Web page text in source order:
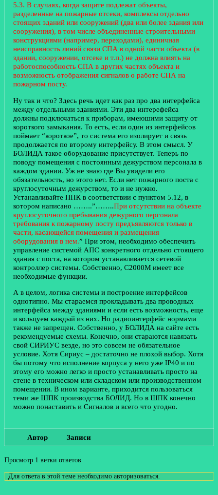
5.3. В случаях, когда защите подлежат объекты,
разделенные на пожарные отсеки, комплексы отдельно
стоящих зданий или сооружений (два или более здания или
сооружения), в том числе объединенные строительными
конструкциями (например, переходами), единичная
неисправность линий связи СПА в одной части объекта (в
здании, сооружении, отсеке и т.п.) не должна влиять на
работоспособность СПА в других частях объекта и
возможность отображения сигналов о работе СПА на
пожарном посту.
Ну так и что? Здесь речь идет как раз про два интерфейса
между отдельными зданиями. Эти два интерефейса
должны подключаться к приборам, имеюшими защиту от
короткого замыкания. То есть, если один из интерфейсов
поймает “короткое”, то система его изолирует и связь
продолжается по второму интерфейсу. В этом смысл. У
БОЛИДА такое оборудование присутствует. Теперь по
поводу помещения с постоянным дежурством персонала в
каждом здании. Уж не знаю где Вы увидели его
обязательность, но этого нет. Если нет пожарного поста с
круглосуточным дежурством, то и не нужно.
Устанавливайте ППК в соответствии с пунктом 5.12, в
котором написано ……..”……..При отсутствии на объекте
круглосуточного пребывания дежурного персонала
требования к пожарному посту предъявляются только в
части, касающейся помещения и размещения
оборудования в нем.” При этом, необходимо обеспечить
управление системой АПС конкретного отдельно стоящего
здания с поста, на котором устанавливается сетевой
контроллер системы. Собственно, С2000М имеет все
необходимые функции.
А в целом, логика системы и построение интерфейсов
однотипно. Мы стараемся прокладывать два проводных
интерфейса между зданиями и если есть возможность, еще
и кольцуем каждый из них. Но радиоинтерфейс нормами
также не запрещен. Собственно, у БОЛИДА на сайте есть
рекомендуемые схемы. Конечно, они стараются навязать
свой СИРИУС везде, но это совсем не обязательное
условие. Хотя Сириус – достаточно не плохой выбор. Хотя
бы потому что исполнение корпуса у него уже IP40 и по
этому его можно легко и просто устанавливать просто на
стене в техническом или складском или производственном
помещении. В ином варианте, приходится пользоваться
теми же ШПК производства БОЛИД. Но в ШПК конечно
можно понаставить и Сигналов и всего что угодно.
Автор Записи
Просмотр 1 ветки ответов
Для ответа в этой теме необходимо авторизоваться.